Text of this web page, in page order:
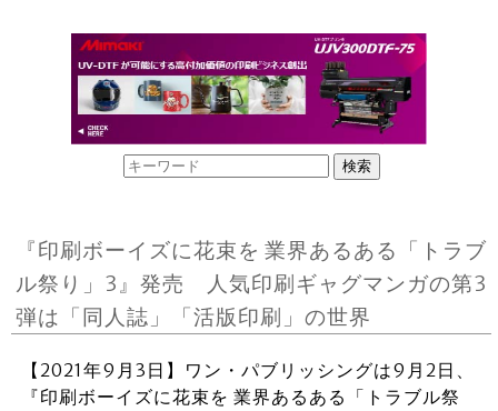
『印刷ボーイズに花束を 業界あるある「トラブ
ル祭り」3』発売 人気印刷ギャグマンガの第3
弾は「同人誌」「活版印刷」の世界
【2021年9月3日】ワン・パブリッシングは9月2日、
『印刷ボーイズに花束を 業界あるある「トラブル祭